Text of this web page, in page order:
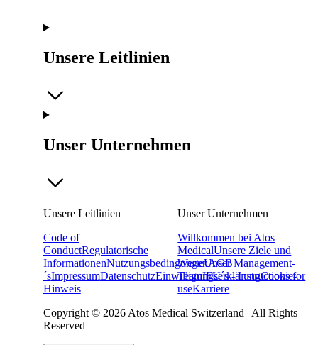
Unsere Leitlinien
Unser Unternehmen
Unsere Leitlinien
Code of
ConductRegulatorische
InformationenNutzungsbedingungenAGB
´sImpressumDatenschutzEinwilligungserklärungCookie-
Hinweis
Unser Unternehmen
Willkommen bei Atos
MedicalUnsere Ziele und
WerteUnser Management-
TeamIFU´s - Instructions for
useKarriere
Copyright © 2026 Atos Medical Switzerland | All Rights
Reserved